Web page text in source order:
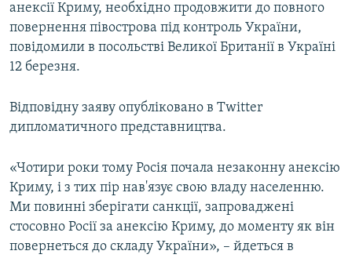
Усі сайти RFE/RL
анексії Криму, необхідно продовжити до повного
повернення півострова під контроль України,
повідомили в посольстві Великої Британії в Україні
12 березня.
Відповідну заяву опубліковано в Twitter
дипломатичного представництва.
«Чотири роки тому Росія почала незаконну анексію
Криму, і з тих пір нав'язує свою владу населенню.
Ми повинні зберігати санкції, запроваджені
стосовно Росії за анексію Криму, до моменту як він
повернеться до складу України», – йдеться в